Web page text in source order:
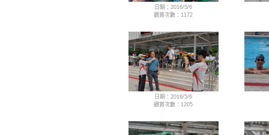
日期：2016/5/6
觀賞次數：1172
日期：2016/5/6
觀賞次數：1205